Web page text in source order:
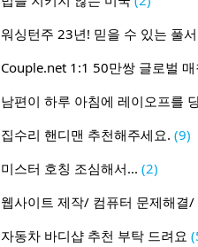
워싱턴주 23년! 믿을 수 있는 풀
Couple.net 1:1 50만쌍 글로벌
남편이 하루 아침에 레이오프를
집수리 핸디맨 추천해주세요. (9)
미스터 호칭 조심해서... (2)
웹사이트 제작/ 컴퓨터 문제해결
자동차 바디샵 추천 부탁 드려요